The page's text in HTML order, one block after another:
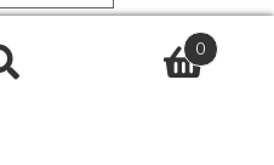
Análisis de Política
reservadosAviso
y de Cookies
0